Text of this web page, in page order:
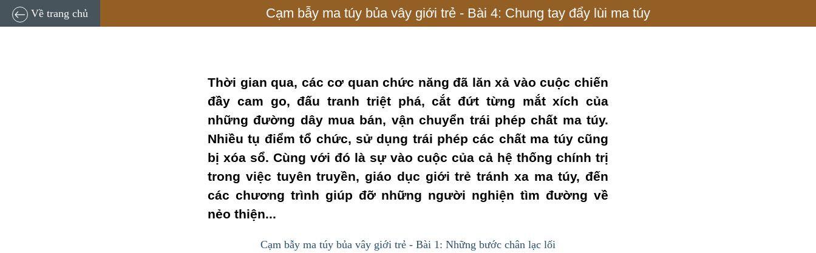
Về trang chủ Cạm bẫy ma túy bủa vây giới trẻ - Bài 4: Chung tay đẩy lùi ma túy
TNĐT
Thời gian qua, các cơ quan chức năng đã lăn xả vào cuộc chiến
đầy cam go, đấu tranh triệt phá, cắt đứt từng mắt xích của
những đường dây mua bán, vận chuyển trái phép chất ma túy.
Nhiều tụ điểm tổ chức, sử dụng trái phép các chất ma túy cũng
bị xóa sổ. Cùng với đó là sự vào cuộc của cả hệ thống chính trị
trong việc tuyên truyền, giáo dục giới trẻ tránh xa ma túy, đến
các chương trình giúp đỡ những người nghiện tìm đường về
nẻo thiện...
Cạm bẫy ma túy bủa vây giới trẻ - Bài 1: Những bước chân lạc lối